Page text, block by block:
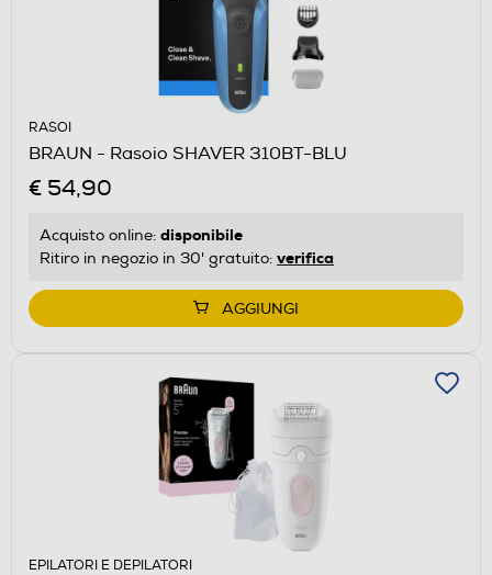
RASOI
BRAUN - Rasoio SHAVER 310BT-BLU
€ 54,90
Acquisto online: disponibile
Ritiro in negozio in 30' gratuito: verifica
AGGIUNGI
EPILATORI E DEPILATORI